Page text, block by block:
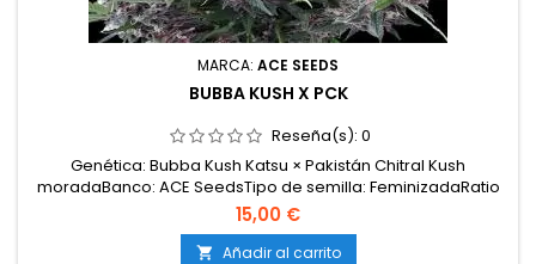
MARCA: ACE SEEDS
BUBBA KUSH X PCK
Reseña(s): 0
Genética: Bubba Kush Katsu × Pakistán Chitral Kush
moradaBanco: ACE SeedsTipo de semilla: FeminizadaRatio
sativa / índica: 100 % índicaTHC: 17 %CBD: &lt; 0,05 %CBG: 2
%Floración en interior: 7–8 semanasFloración en exterior:
finales de septiembreProducción: MediaMorfología: plantas
15,00 €
 Añadir al carrito